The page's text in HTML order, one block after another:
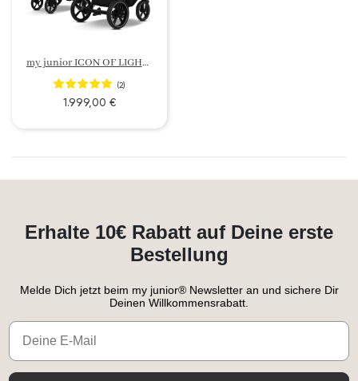
my junior ICON OF LIGHT | Crystals by Swarovski®
(2)
1.999,00 €
Erhalte 10€ Rabatt auf Deine erste
Bestellung
Melde Dich jetzt beim my junior® Newsletter an und sichere Dir
Deinen Willkommensrabatt.
Email